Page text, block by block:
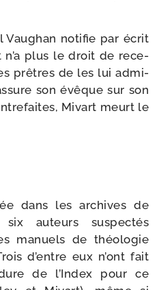
Vaughan noti­fie par écrit
n’a plus le droit de rece­
prêtres de les lui admi­
son évêque sur son
Mivart meurt le
dans les archives de
auteurs sus­pec­tés
manuels de théo­lo­gie
d’entre eux n’ont fait
de l’Index pour ce